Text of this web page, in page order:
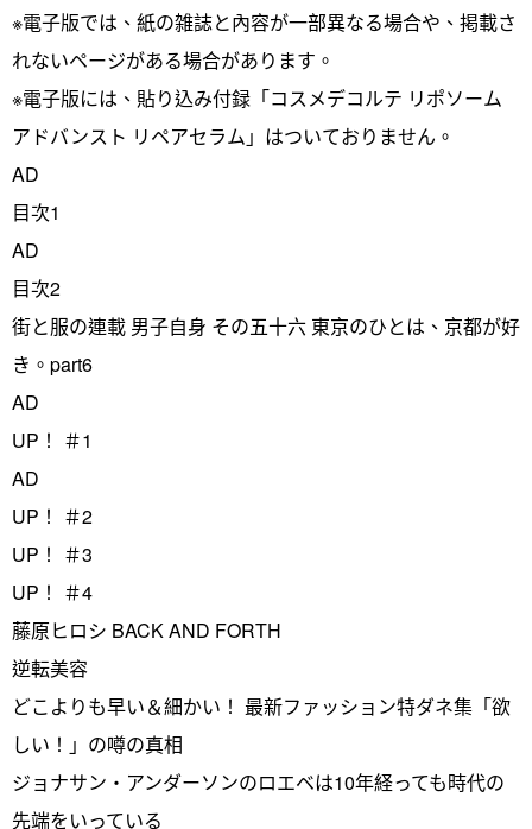
※電子版では、紙の雑誌と內容が一部異なる場合や、掲載さ
れないページがある場合があります。
※電子版には、貼り込み付録「コスメデコルテ リポソーム
アドバンスト リペアセラム」はついておりません。
AD
目次1
AD
目次2
街と服の連載 男子自身 その五十六 東京のひとは、京都が好
き。part6
AD
UP！ ＃1
AD
UP！ ＃2
UP！ ＃3
UP！ ＃4
藤原ヒロシ BACK AND FORTH
逆転美容
どこよりも早い＆細かい！ 最新ファッション特ダネ集「欲
しい！」の噂の真相
ジョナサン・アンダーソンのロエベは10年経っても時代の
先端をいっている